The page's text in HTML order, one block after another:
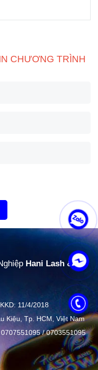
CHƯƠNG TRÌNH
Hani Lash &
11/4/2018
Kiệu, Tp. HCM, Việt Nam
/ 0703551095